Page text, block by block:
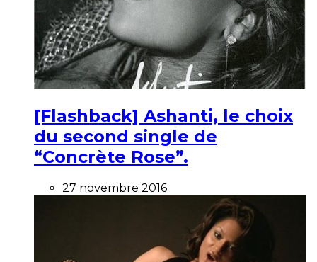
[Flashback] Ashanti, le choix
du second single de
“Concrète Rose”.
27 novembre 2016